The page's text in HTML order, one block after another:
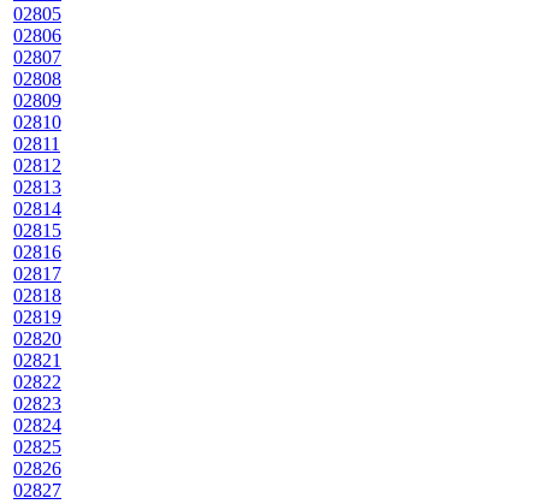
02805
02806
02807
02808
02809
02810
02811
02812
02813
02814
02815
02816
02817
02818
02819
02820
02821
02822
02823
02824
02825
02826
02827